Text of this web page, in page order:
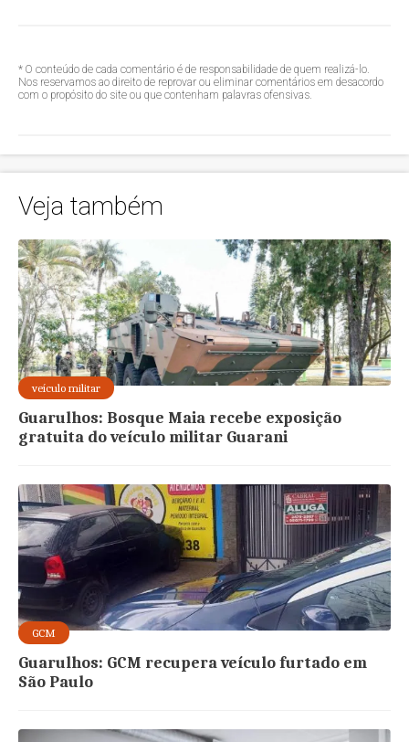
* O conteúdo de cada comentário é de responsabilidade de quem realizá-lo.
Nos reservamos ao direito de reprovar ou eliminar comentários em desacordo
com o propósito do site ou que contenham palavras ofensivas.
Veja também
veículo militar
Guarulhos: Bosque Maia recebe exposição
gratuita do veículo militar Guarani
GCM
Guarulhos: GCM recupera veículo furtado em
São Paulo